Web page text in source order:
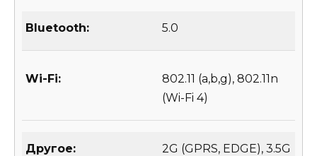
Bluetooth: 5.0
Wi-Fi:
802.11 (a,b,g), 802.11n
(Wi-Fi 4)
Другое:
2G (GPRS, EDGE), 3.5G